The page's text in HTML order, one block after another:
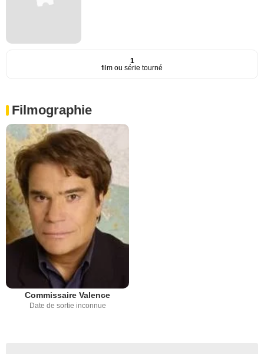
1
film ou série tourné
Filmographie
Commissaire Valence
Date de sortie inconnue